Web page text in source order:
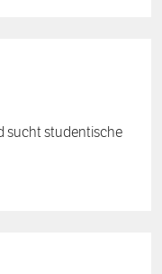
sucht studentische